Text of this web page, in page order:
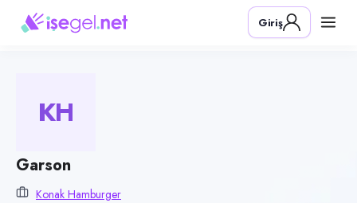
Pozisyon
Garson
Kategori
Konum
Konak, İzmir
Giriş
KH
Garson
Konak Hamburger